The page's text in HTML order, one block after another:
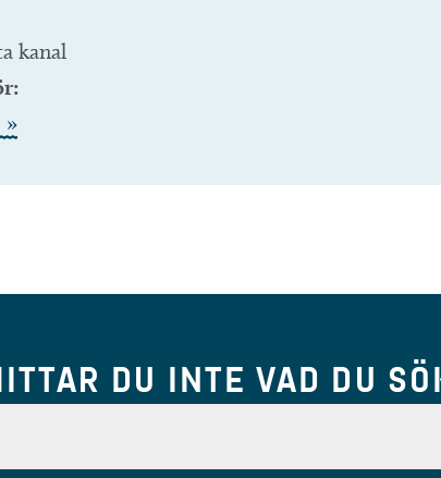
kanal
»
DU INTE VAD DU